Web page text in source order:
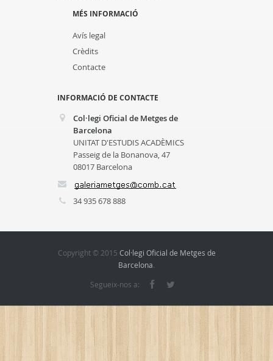
MÉS INFORMACIÓ
Avís legal
Crèdits
Contacte
INFORMACIÓ DE CONTACTE
Col·legi Oficial de Metges de
Barcelona
UNITAT D'ESTUDIS ACADÈMICS
Passeig de la Bonanova, 47
08017 Barcelona
34 935 678 888
Copyright © 2015 Col·legi Oficial de Metges de
Barcelona.
Segueix-nos a: